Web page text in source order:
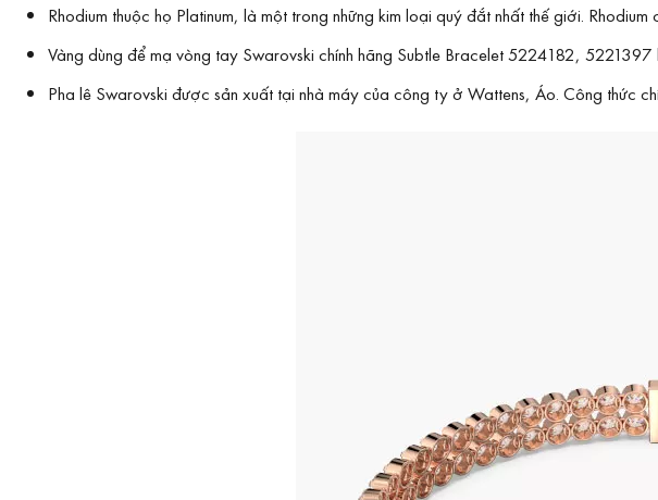
Rhodium thuộc họ Platinum, là một trong những kim loại quý đắt nhất thế giới.
Vàng dùng để mạ vòng tay Swarovski chính hãng Subtle Bracelet 5224182,
Pha lê Swarovski được sản xuất tại nhà máy của công ty ở Wattens, Áo. Công thức